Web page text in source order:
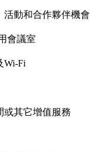
活動和合作夥伴機會
會議室
Wi-Fi
或其它增值服務